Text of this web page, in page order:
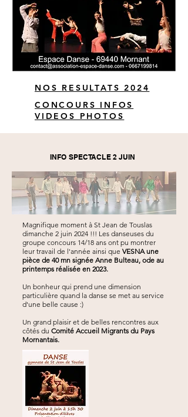
NOS RESULTATS 2024
CONCOURS INFOS
VIDEOS PHOTOS
INFO SPECTACLE 2 JUIN
Magnifique moment à St Jean de Touslas
dimanche 2 juin 2024 !!! Les danseuses du
groupe concours 14/18 ans ont pu montrer
leur travail de l'année ainsi que VESNA une
pièce de 40 mn signée Anne Bulteau, ode au
printemps réalisée en 2023.
Un bonheur qui prend une dimension
particulière quand la danse se met au service
d'une belle cause :)
Un grand plaisir et de belles rencontres aux
côtés du Comité Accueil Migrants du Pays
Mornantais.